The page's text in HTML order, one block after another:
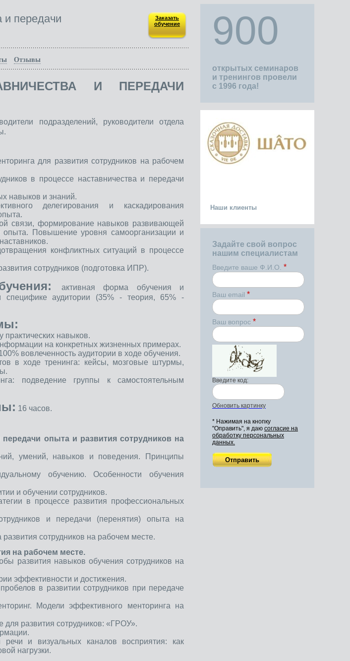
900
открытых семинаров
и тренингов провели
с 1996 года!
Наши клиенты
Задайте свой вопрос
нашим специалистам
Введите ваше Ф.И.О. *
Ваш email *
Ваш вопрос *
Введите код:
Обновить картинку
* Нажимая на кнопку
"Оправить", я даю согласие на
обработку персональных
данных.
и передачи
Заказать
обучение
Отзывы
И ПЕРЕДАЧИ
подразделений, руководители отдела
для развития сотрудников на рабочем
в процессе наставничества и передачи
навыков и знаний.
делегирования и каскадирования
связи, формирование навыков развивающей
опыта.
Повышение уровня самоорганизации и
конфликтных ситуаций в процессе
сотрудников (подготовка ИПР).
активная форма обучения и
специфике аудитории (35% - теория, 65% -
навыков.
на конкретных жизненных примерах.
вовлеченность аудитории в ходе обучения.
в ходе тренинга: кейсы, мозговые штурмы,
подведение группы к самостоятельным
16 часов.
опыта и развития сотрудников на
умений, навыков и поведения. Принципы
обучению. Особенности обучения
и обучении сотрудников.
в процессе развития профессиональных
и передачи (перенятия) опыта на
сотрудников на рабочем месте.
на рабочем месте.
развития навыков обучения сотрудников на
эффективности и достижения.
в развитии сотрудников при передаче
Модели эффективного менторинга на
для развития сотрудников: «ГРОУ».
и визуальных каналов восприятия: как
нагрузки.